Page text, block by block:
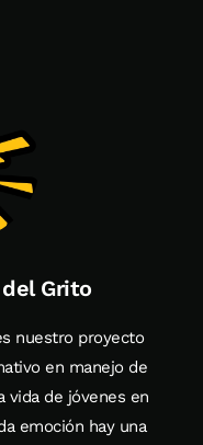
Grito
nuestro proyecto
en manejo de
vida de jóvenes en
emoción hay una